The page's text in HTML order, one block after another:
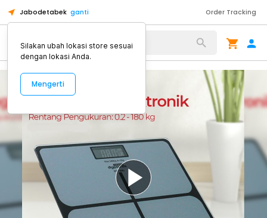
Jabodetabek ganti Order Tracking
Alat Kopi
Silakan ubah lokasi store sesuai
dengan lokasi Anda.
Mengerti